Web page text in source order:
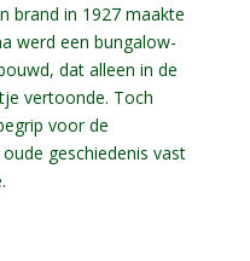
brand in 1927 maakte
werd een bungalow-
dat alleen in de
vertoonde. Toch
voor de
geschiedenis vast